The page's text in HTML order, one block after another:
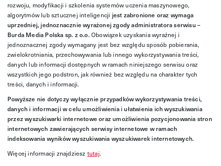
rozwoju, modyfikacji i szkolenia systemów uczenia maszynowego,
algorytmów lub sztucznej inteligencji jest zabronione oraz wymaga
uprzedniej, jednoznacznie wyrażonej zgody administratora serwisu –
Burda Media Polska sp. z o.o.Obowiązek uzyskania wyraźnej i
jednoznacznej zgody wymagany jest bez względu sposób pobierania,
zwielokrotniania, przechowywania lub innego wykorzystywania treści,
danych lub informacji dostępnych w ramach niniejszego serwisu oraz
wszystkich jego podstron, jak również bez względu na charakter tych
treści, danych i informacji.
Powyższe nie dotyczy wyłącznie przypadków wykorzystywania treści,
danych i informacji w celu umożliwienia i ułatwienia ich wyszukiwania
przez wyszukiwarki internetowe oraz umożliwienia pozycjonowania stron
internetowych zawierających serwisy internetowe w ramach
indeksowania wyników wyszukiwania wyszukiwarek internetowych.
Więcej informacji znajdziesz tutaj.